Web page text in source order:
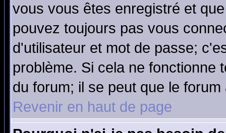
vous vous êtes enregistré et
pouvez toujours pas vous
d'utilisateur et mot de passe;
problème. Si cela ne fonctionne
du forum; il se peut que le
Revenir en haut de page